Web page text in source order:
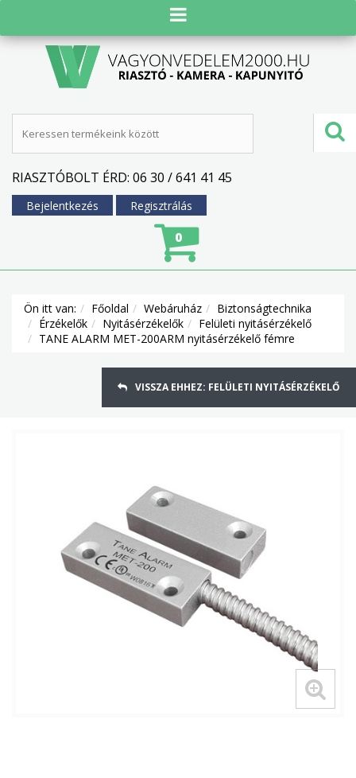
RIASZTÓBOLT ÉRD: 06 30 / 641 41 45
Bejelentkezés Regisztrálás
0
Ön itt van: Főoldal Webáruház
Biztonságtechnika
Érzékelők
Nyitásérzékelők
Felületi nyitásérzékelő
TANE ALARM MET-200ARM nyitásérzékelő fémre
VISSZA EHHEZ: FELÜLETI NYITÁSÉRZÉKELŐ